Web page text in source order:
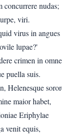
concurrere nudas;
viri.
virus in angues
lupae?'
crimen in
puella suis.
Helenesque
maior habet,
Eriphylae
venit equis,